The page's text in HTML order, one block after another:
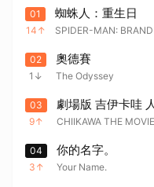
01
14
蜘蛛人：重生日
SPIDER-MAN:
02
1
奧德賽
The Odyssey
03
9
劇場版 吉伊卡哇
CHIIKAWA THE
04
3
你的名字。
Your Name.